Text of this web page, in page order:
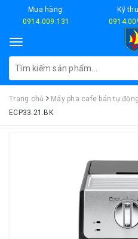
Mua hàng:
0914.009.131
Kỹ
Toggle
navigation
Trang chủ Máy pha cafe bán tự động
ECP33.21.BK